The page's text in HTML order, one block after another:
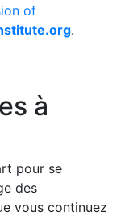
of
.
à
pour se
des
vous continuez